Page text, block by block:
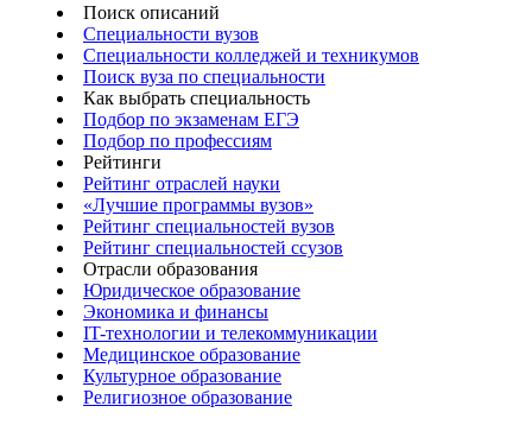
Поиск описаний
Специальности вузов
Специальности колледжей и техникумов
Поиск вуза по специальности
Как выбрать специальность
Подбор по экзаменам ЕГЭ
Подбор по профессиям
Рейтинги
Рейтинг отраслей науки
«Лучшие программы вузов»
Рейтинг специальностей вузов
Рейтинг специальностей ссузов
Отрасли образования
Юридическое образование
Экономика и финансы
IT-технологии и телекоммуникации
Медицинское образование
Культурное образование
Религиозное образование